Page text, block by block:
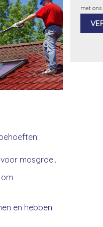
mosgroei.
en hebben
met ons